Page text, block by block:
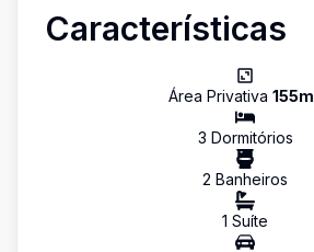
Características
Área Privativa 155
3 Dormitórios
2 Banheiros
1 Suíte